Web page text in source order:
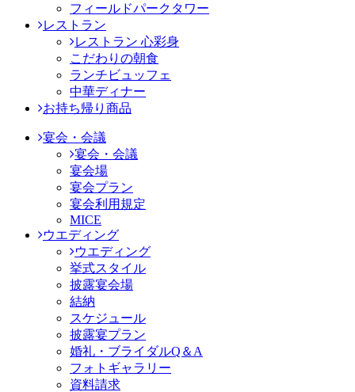
フィールドパークタワー
レストラン
レストラン 心彩身
こだわりの朝食
ランチビュッフェ
中華ディナー
お持ち帰り商品
宴会・会議
宴会・会議
宴会場
宴会プラン
宴会利用規定
MICE
ウエディング
ウエディング
挙式スタイル
披露宴会場
結納
スケジュール
披露宴プラン
婚礼・ブライダルQ＆A
フォトギャラリー
資料請求